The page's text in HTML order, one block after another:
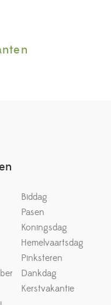
Biddag
Pasen
Koningsdag
Hemelvaartsdag
Pinksteren
Dankdag
Kerstvakantie